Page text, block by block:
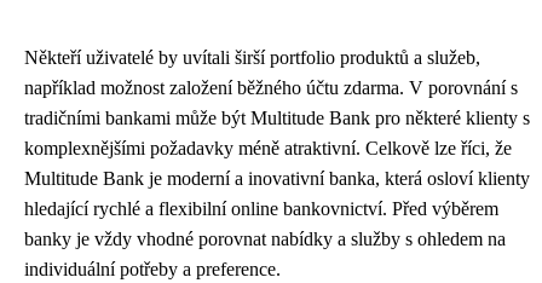
Někteří uživatelé by uvítali širší portfolio produktů a služeb,
například možnost založení běžného účtu zdarma. V porovnání s
tradičními bankami může být Multitude Bank pro některé klienty s
komplexnějšími požadavky méně atraktivní. Celkově lze říci, že
Multitude Bank je moderní a inovativní banka, která osloví klienty
hledající rychlé a flexibilní online bankovnictví. Před výběrem
banky je vždy vhodné porovnat nabídky a služby s ohledem na
individuální potřeby a preference.